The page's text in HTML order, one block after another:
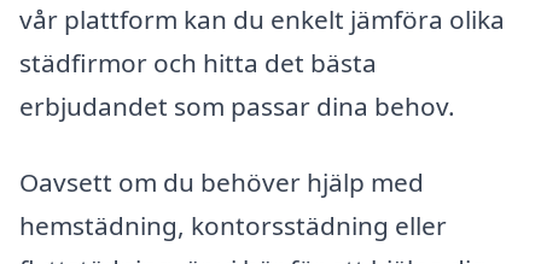
vår plattform kan du enkelt jämföra olika
städfirmor och hitta det bästa
erbjudandet som passar dina behov.
Oavsett om du behöver hjälp med
hemstädning, kontorsstädning eller